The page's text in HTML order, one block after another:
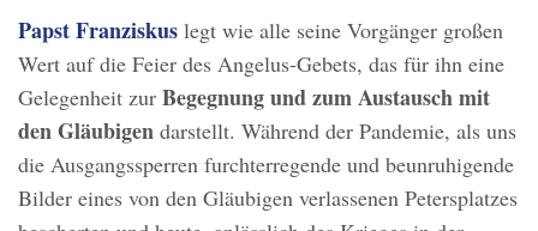
Papst Franziskus legt wie alle seine Vorgänger großen
Wert auf die Feier des Angelus-Gebets, das für ihn eine
Gelegenheit zur Begegnung und zum Austausch mit
den Gläubigen darstellt. Während der Pandemie, als uns
die Ausgangssperren furchterregende und beunruhigende
Bilder eines von den Gläubigen verlassenen Petersplatzes